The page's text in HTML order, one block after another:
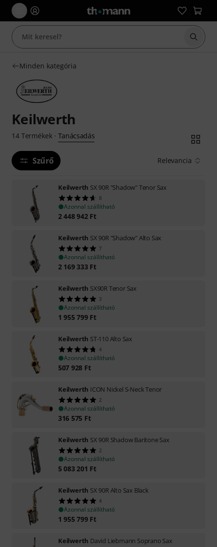
Minden kategória
Keilwerth
14 Termékek· Tanácsadás
Szűrő Relevancia
Keilwerth SX 90R "Shadow" Tenor Sax
8
Azonnal szállítható
2 448 942 Ft
Keilwerth SX 90R "Shadow" Alto Sax
7
Azonnal szállítható
2 169 333 Ft
Keilwerth SX90R Tenor Sax
3
Azonnal szállítható
1 955 799 Ft
Keilwerth ST-110 Alto Sax
4
Azonnal szállítható
507 928 Ft
Keilwerth ICON Nickel S-Neck Tenor
2
Azonnal szállítható
316 575 Ft
Keilwerth SX 90R Shadow Baritone Sax
2
Azonnal szállítható
5 083 201 Ft
Keilwerth SX 90R Alto Sax Black
4
Azonnal szállítható
1 955 799 Ft
Keilwerth David Liebmann Soprano Sax